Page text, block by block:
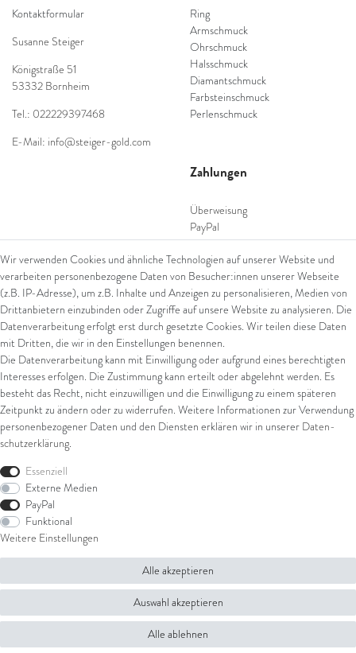
Kontaktformular
Susanne Steiger
Königstraße 51
53332 Bornheim
Tel.: 022229397468
E-Mail: info@steiger-gold.com
Ring
Armschmuck
Ohrschmuck
Halsschmuck
Diamantschmuck
Farbsteinschmuck
Perlenschmuck
Zahlungen
Überweisung
PayPal
SEPA Lastschrift
giropay
Kreditkarte
Versand
UPS
FedEx
© Copyright 2026 Juwelier Steiger | Alle Rechte vorbehalten.
Wir verwenden Cookies und ähnliche Technologien auf unserer Website und
verarbeiten personenbezogene Daten von Besucher:innen unserer Webseite
(z.B. IP-Adresse), um z.B. Inhalte und Anzeigen zu personalisieren, Medien von
Drittanbietern einzubinden oder Zugriffe auf unsere Website zu analysieren. Die
Datenverarbeitung erfolgt erst durch gesetzte Cookies. Wir teilen diese Daten
mit Dritten, die wir in den Einstellungen benennen.
Die Datenverarbeitung kann mit Einwilligung oder aufgrund eines berechtigten
Interesses erfolgen. Die Zustimmung kann erteilt oder abgelehnt werden. Es
besteht das Recht, nicht einzuwilligen und die Einwilligung zu einem späteren
Zeitpunkt zu ändern oder zu widerrufen. Weitere Informationen zur Verwendung
personenbezogener Daten und den Diensten erklären wir in unserer Daten­
schutz­erklärung.
Essenziell
Externe Medien
PayPal
Funktional
Weitere Einstellungen
Alle akzeptieren
Auswahl akzeptieren
Alle ablehnen